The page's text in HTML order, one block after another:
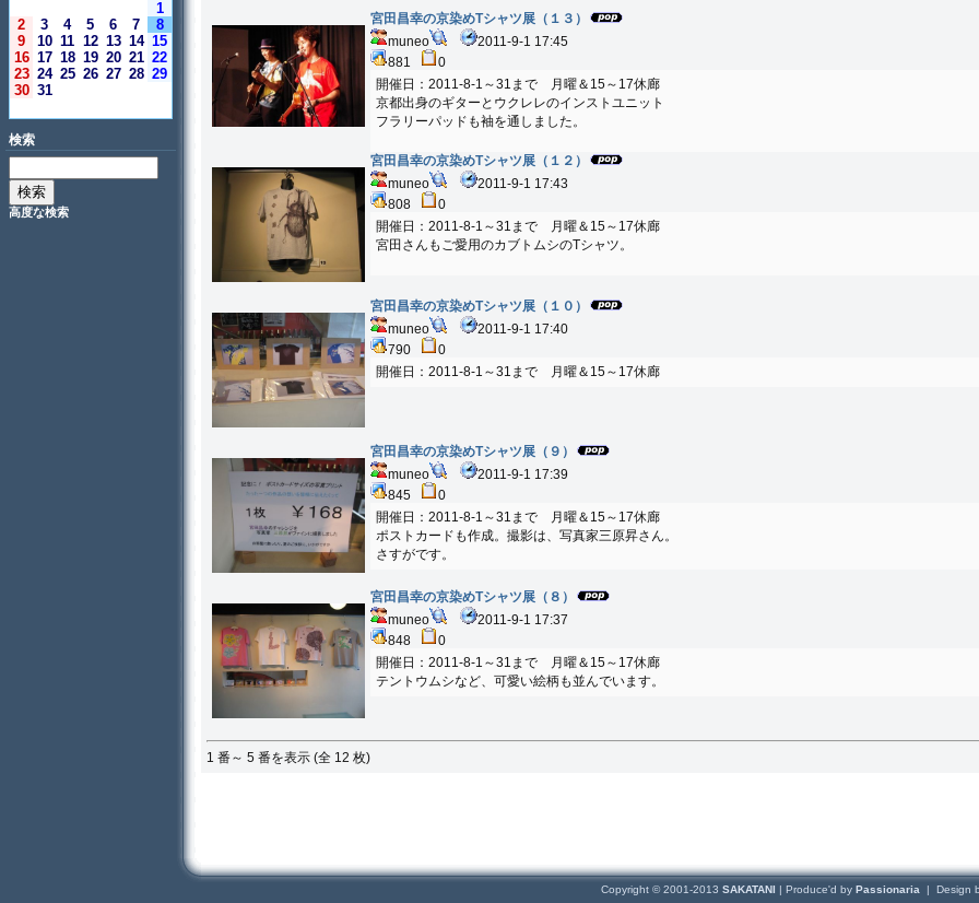
1
2
3 4 5 6 7
8
9
10 11 12 13 14 15
16 17 18 19 20 21 22
23 24 25 26 27 28 29
30 31
検索
高度な検索
宮田昌幸の京染めTシャツ展（１３）
muneo
2011-9-1 17:45
881
0
開催日：2011-8-1～31まで 月曜＆15～17休廊
京都出身のギターとウクレレのインストユニット
フラリーパッドも袖を通しました。
宮田昌幸の京染めTシャツ展（１２）
muneo
2011-9-1 17:43
808
0
開催日：2011-8-1～31まで 月曜＆15～17休廊
宮田さんもご愛用のカブトムシのTシャツ。
宮田昌幸の京染めTシャツ展（１０）
muneo
2011-9-1 17:40
790
0
開催日：2011-8-1～31まで 月曜＆15～17休廊
宮田昌幸の京染めTシャツ展（９）
muneo
2011-9-1 17:39
845
0
開催日：2011-8-1～31まで 月曜＆15～17休廊
ポストカードも作成。撮影は、写真家三原昇さん。
さすがです。
宮田昌幸の京染めTシャツ展（８）
muneo
2011-9-1 17:37
848
0
開催日：2011-8-1～31まで 月曜＆15～17休廊
テントウムシなど、可愛い絵柄も並んでいます。
1 番～ 5 番を表示 (全 12 枚)
Copyright © 2001-2013 SAKATANI | Produce'd by Passionaria | Design